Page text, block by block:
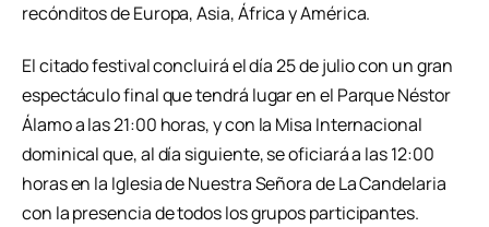
recónditos de Europa, Asia, África y América.
El citado festival concluirá el día 25 de julio con un gran
espectáculo final que tendrá lugar en el Parque Néstor
Álamo a las 21:00 horas, y con la Misa Internacional
dominical que, al día siguiente, se oficiará a las 12:00
horas en la Iglesia de Nuestra Señora de La Candelaria
con la presencia de todos los grupos participantes.